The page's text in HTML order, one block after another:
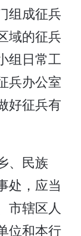
组成征兵
域的征兵
组日常工
兵办公室
好征兵有
、民族
处，应当
市辖区人
位和本行